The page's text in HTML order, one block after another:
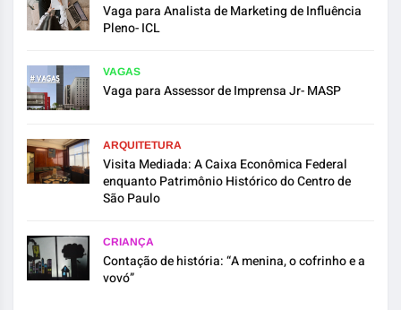
Vaga para Analista de Marketing de Influência
Pleno- ICL
VAGAS
Vaga para Assessor de Imprensa Jr- MASP
ARQUITETURA
Visita Mediada: A Caixa Econômica Federal
enquanto Patrimônio Histórico do Centro de
São Paulo
CRIANÇA
Contação de história: “A menina, o cofrinho e a
vovó”